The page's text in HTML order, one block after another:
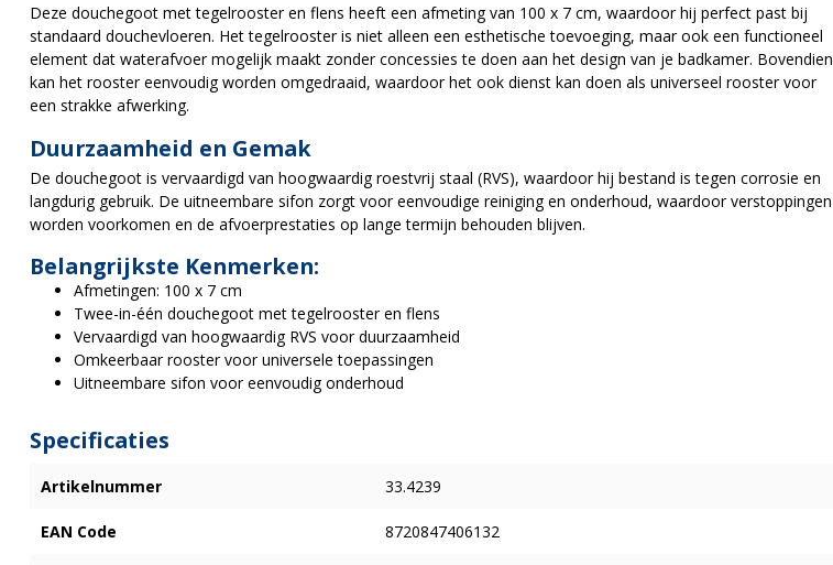
Deze douchegoot met tegelrooster en flens heeft een afmeting van 100 x 7 cm, waardoor hij perfect past bij
standaard douchevloeren. Het tegelrooster is niet alleen een esthetische toevoeging, maar ook een functioneel
element dat waterafvoer mogelijk maakt zonder concessies te doen aan het design van je badkamer. Bovendien
kan het rooster eenvoudig worden omgedraaid, waardoor het ook dienst kan doen als universeel rooster voor
een strakke afwerking.
Duurzaamheid en Gemak
De douchegoot is vervaardigd van hoogwaardig roestvrij staal (RVS), waardoor hij bestand is tegen corrosie en
langdurig gebruik. De uitneembare sifon zorgt voor eenvoudige reiniging en onderhoud, waardoor verstoppingen
worden voorkomen en de afvoerprestaties op lange termijn behouden blijven.
Belangrijkste Kenmerken:
Afmetingen: 100 x 7 cm
Twee-in-één douchegoot met tegelrooster en flens
Vervaardigd van hoogwaardig RVS voor duurzaamheid
Omkeerbaar rooster voor universele toepassingen
Uitneembare sifon voor eenvoudig onderhoud
Specificaties
Artikelnummer 33.4239
EAN Code 8720847406132